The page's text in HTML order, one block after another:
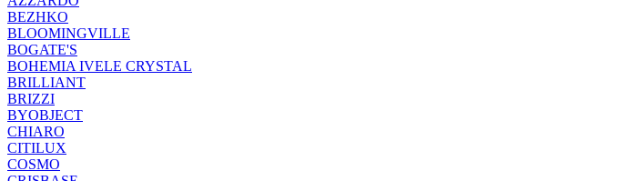
BEZHKO
BLOOMINGVILLE
BOGATE'S
BOHEMIA IVELE CRYSTAL
BRILLIANT
BRIZZI
BYOBJECT
CHIARO
CITILUX
COSMO